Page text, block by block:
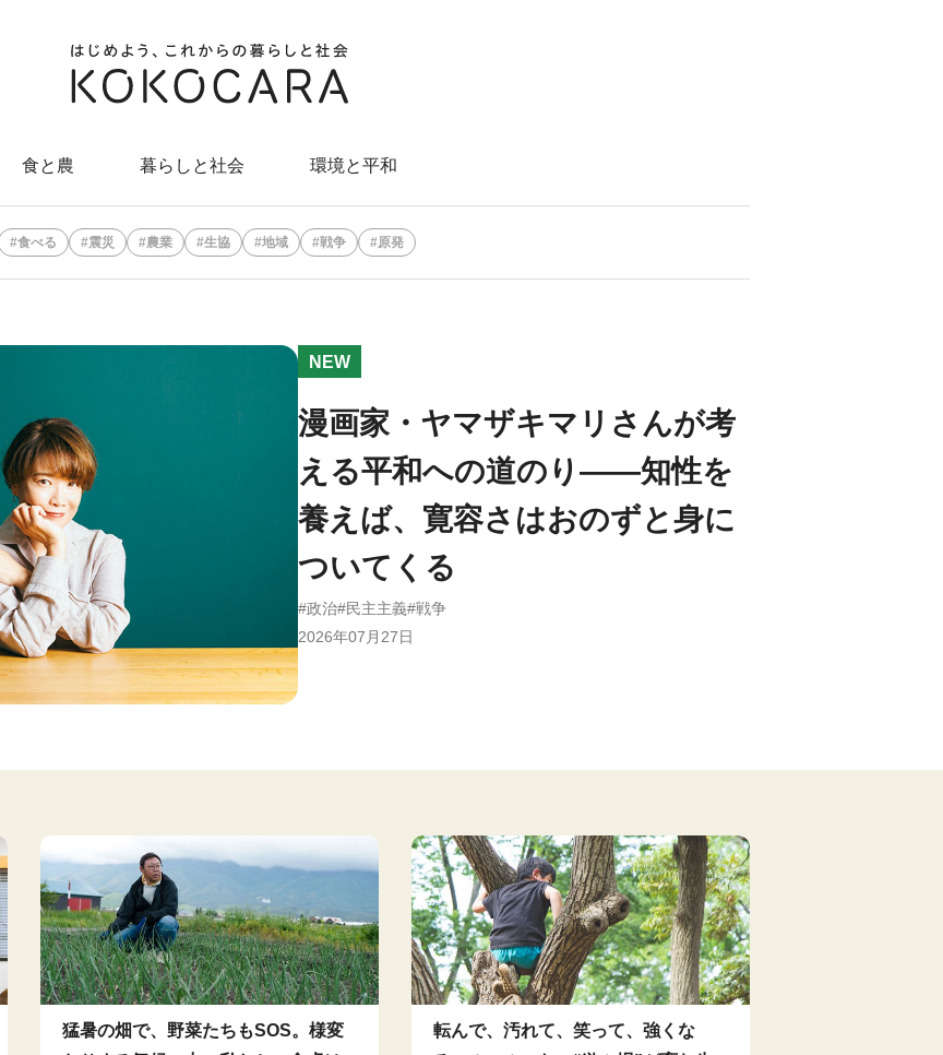
食と農 暮らしと社会 環境と平和
食べる 震災 農業 生協 地域 戦争 原発
NEW
漫画家・ヤマザキマリさんが考
える平和への道のり——知性を
養えば、寛容さはおのずと身に
ついてくる
政治 民主主義 戦争
2026年07月27日
猛暑の畑で、野菜たちもSOS。様変
転んで、汚れて、笑って、強くな